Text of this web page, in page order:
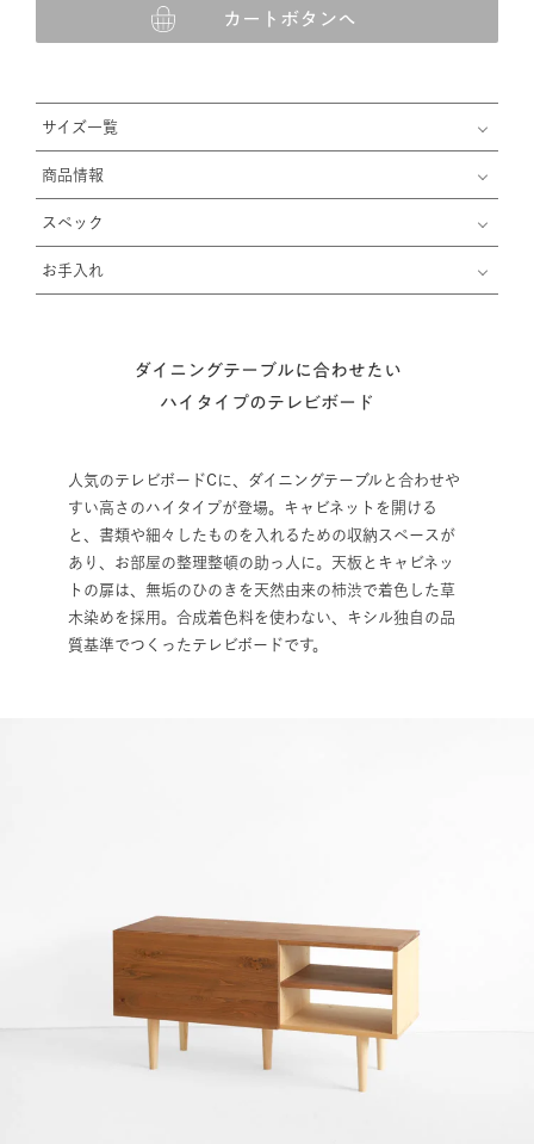
カートボタンへ
サイズ一覧
商品情報
スペック
お手入れ
ダイニングテーブルに合わせたい
ハイタイプのテレビボード
人気のテレビボードCに、ダイニングテーブルと合わせや
すい高さのハイタイプが登場。キャビネットを開ける
と、書類や細々したものを入れるための収納スペースが
あり、お部屋の整理整頓の助っ人に。天板とキャビネッ
トの扉は、無垢のひのきを天然由来の柿渋で着色した草
木染めを採用。合成着色料を使わない、キシル独自の品
質基準でつくったテレビボードです。